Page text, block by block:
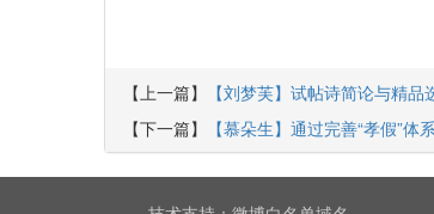
【上一篇】
【刘梦芙】试帖诗简论与精品
【下一篇】
【慕朵生】通过完善“孝假”体